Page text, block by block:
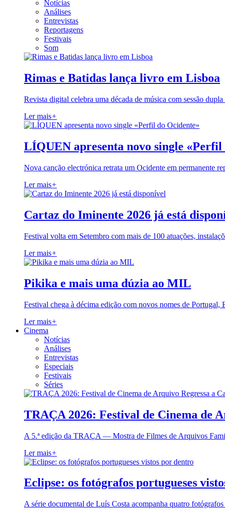
Notícias
Análises
Entrevistas
Reportagens
Festivais
Som
Rimas e Batidas lança livro em Lisboa
Revista digital celebra uma década de música com sessão dupla
Ler mais+
LÍQUEN apresenta novo single «Perfil
Nova canção electrónica retrata um Ocidente em permanente
Ler mais+
Cartaz do Iminente 2026 já está
Festival volta em Setembro com mais de 100 atuações,
Ler mais+
Pikika e mais uma dúzia ao MIL
Festival chega à décima edição com novos nomes de Portugal,
Ler mais+
Cinema
Notícias
Análises
Entrevistas
Especiais
Festivais
Séries
TRAÇA 2026: Festival de Cinema de
A 5.ª edição da TRAÇA — Mostra de Filmes de Arquivos
Ler mais+
Eclipse: os fotógrafos portugueses
A série documental de Luís Costa acompanha quatro